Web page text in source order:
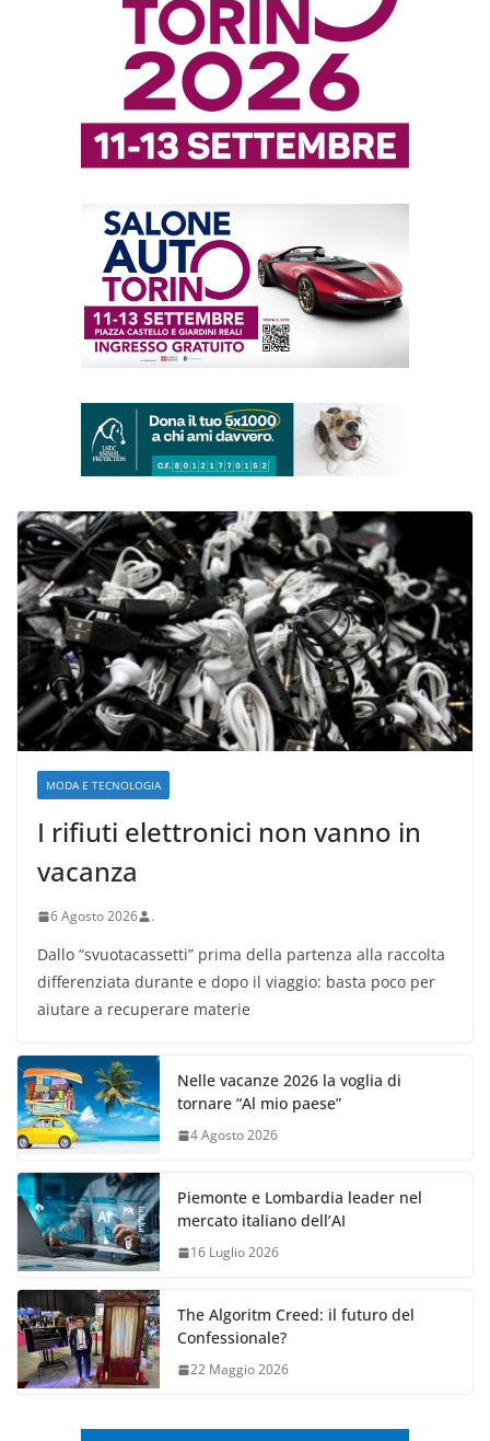
MODA E TECNOLOGIA
I rifiuti elettronici non vanno in
vacanza
6 Agosto 2026 .
Dallo “svuotacassetti” prima della partenza alla raccolta
differenziata durante e dopo il viaggio: basta poco per
aiutare a recuperare materie
Nelle vacanze 2026 la voglia di
tornare “Al mio paese”
4 Agosto 2026
Piemonte e Lombardia leader nel
mercato italiano dell’AI
16 Luglio 2026
The Algoritm Creed: il futuro del
Confessionale?
22 Maggio 2026